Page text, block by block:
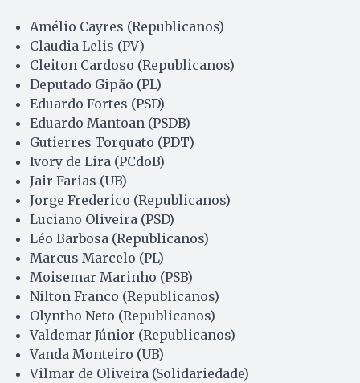
Amélio Cayres (Republicanos)
Claudia Lelis (PV)
Cleiton Cardoso (Republicanos)
Deputado Gipão (PL)
Eduardo Fortes (PSD)
Eduardo Mantoan (PSDB)
Gutierres Torquato (PDT)
Ivory de Lira (PCdoB)
Jair Farias (UB)
Jorge Frederico (Republicanos)
Luciano Oliveira (PSD)
Léo Barbosa (Republicanos)
Marcus Marcelo (PL)
Moisemar Marinho (PSB)
Nilton Franco (Republicanos)
Olyntho Neto (Republicanos)
Valdemar Júnior (Republicanos)
Vanda Monteiro (UB)
Vilmar de Oliveira (Solidariedade)